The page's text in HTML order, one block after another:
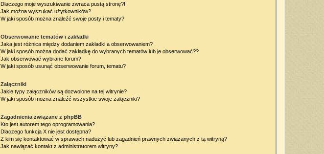
Dlaczego moje wyszukiwanie zwraca pustą stronę?!
Jak można wyszukać użytkowników?
W jaki sposób można znaleźć swoje posty i tematy?
Obserwowanie tematów i zakładki
Jaka jest różnica między dodaniem zakładki a obserwowaniem?
W jaki sposób można dodać zakładkę do wybranych tematów lub je obserwować??
Jak obserwować wybrane forum?
W jaki sposób usunąć obserwowanie forum, tematu?
Załączniki
Jakie typy załączników są dozwolone na tej witrynie?
W jaki sposób można znaleźć wszystkie swoje załączniki?
Zagadnienia związane z phpBB
Kto jest autorem tego oprogramowania?
Dlaczego funkcja X nie jest dostępna?
Z kim się kontaktować w sprawach nadużyć lub zagadnień prawnych związanych z tą witryną?
Jak nawiązać kontakt z administratorem witryny?